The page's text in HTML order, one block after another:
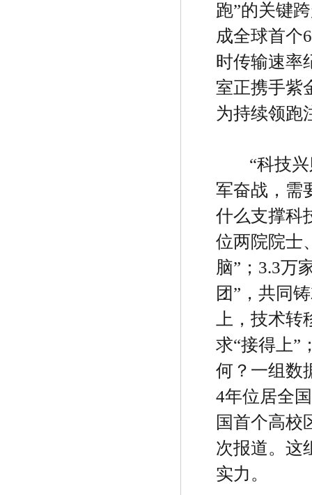
跑”的关键
成全球首个
时传输速率
室正携手紫
为持续领跑
“科技
军奋战，需
什么支撑科
位两院院士
脑” ； 3.3万
团 ” ，共同
上，技术
求“接得上”
何？一组数
4年位居全
国首个高校
次报道。这
实力。